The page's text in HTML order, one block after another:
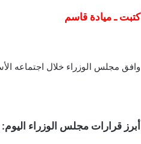
كتبت ـ ميادة قاسم
وافق مجلس الوزراء خلال اجتماعه الأسبوعي رقم 90 اليوم برئاسة الدكتور مصطفى مدبولي، على 13 قرارًا عاجلًا تشمل ملفات النقابات
أبرز قرارات مجلس الوزراء اليوم: